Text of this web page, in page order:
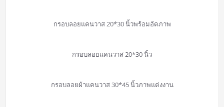
กรอบลอยแคนวาส 20*30 นิ้วพร้อมอัดภาพ
กรอบลอยแคนวาส 20*30 นิ้ว
กรอบลอยผ้าแคนวาส 30*45 นิ้วภาพแต่งงาน